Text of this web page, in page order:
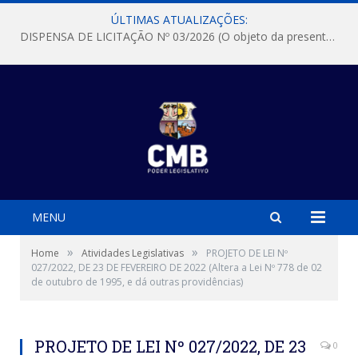
ÚLTIMAS ATUALIZAÇÕES:
DISPENSA DE LICITAÇÃO Nº 03/2026 (O objeto da presente dispensa é a escolha da proposta mais vantajosa para a aquisição, de aparelhos de ar condicionado, tipo Split, com material de instalação e fogão industrial, conforme condições, quantidades e exigências estabelecidas no termo de referencia e neste aviso de contratação direta e seus anexos)
MENU
Home » Atividades Legislativas »
PROJETO DE LEI Nº
027/2022, DE 23 DE FEVEREIRO DE 2022 (Altera a Lei Nº 778 de 02
de outubro de 1995, e dá outras providências)
PROJETO DE LEI Nº 027/2022, DE 23
0